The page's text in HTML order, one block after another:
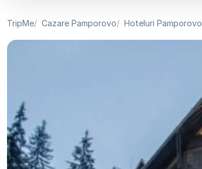
TripMe Cazare Pamporovo Hoteluri Pamporovo